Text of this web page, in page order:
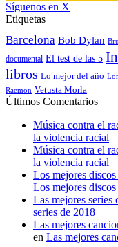
Síguenos en X
Etiquetas
Barcelona Bob Dylan
documental El test de las 5
libros Lo mejor del año
Raemon Vetusta Morla
Últimos Comentarios
Música contra el
la violencia racial
Música contra el
la violencia racial
Los mejores
Los mejores
Las mejores
series de 2018
Las mejores
en Las mejores